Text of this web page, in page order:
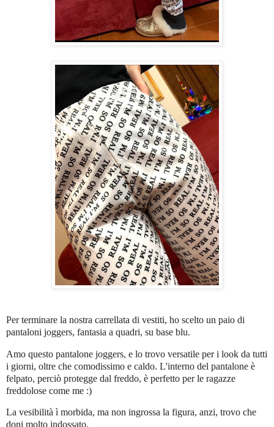
Per terminare la nostra carrellata di vestiti, ho scelto un paio di
pantaloni joggers, fantasia a quadri, su base blu.
Amo questo pantalone joggers, e lo trovo versatile per i look da tutti
i giorni, oltre che comodissimo e caldo. L'interno del pantalone è
felpato, perciò protegge dal freddo, è perfetto per le ragazze
freddolose come me :)
La vesibilità ì morbida, ma non ingrossa la figura, anzi, trovo che
doni molto indossato.